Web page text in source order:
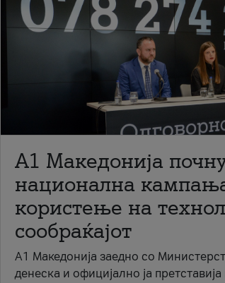
A1 Македонија
национална
користење на
сообраќајот
A1 Македонија заедно со
денеска и официјално ја